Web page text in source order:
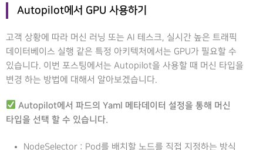
Autopilot에서 GPU 사용하기
고객 상황에 따라 머신 러닝 또는 AI 테스크, 실시간 높은 트래픽
데이터베이스 실행 같은 특정 아키텍처에서는 GPU가 필요할 수
있습니다. 이번 포스팅에서는 Autopilot을 사용할 때 머신 타입을
변경 하는 방법에 대해서 알아보겠습니다.
Autopilot에서 파드의 Yaml 메타데이터 설정을 통해 머신
타입을 선택 할 수 있습니다.
NodeSelector : Pod를 배치할 노드를 직접 지정하는 방식